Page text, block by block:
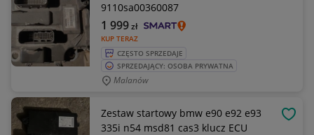
9110sa00360087
KUP TERAZ
1 999zł
CZĘSTO SPRZEDAJE
SPRZEDAJĄCY: OSOBA PRYWATNA
Malanów
Zestaw startowy bmw e90 e92 e93
335i n54 msd81 cas3 klucz ECU